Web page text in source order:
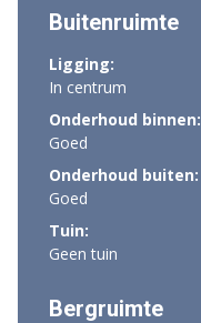
Buitenruimte
Ligging:
In centrum
Onderhoud binnen:
Goed
Onderhoud buiten:
Goed
Tuin:
Geen tuin
Bergruimte